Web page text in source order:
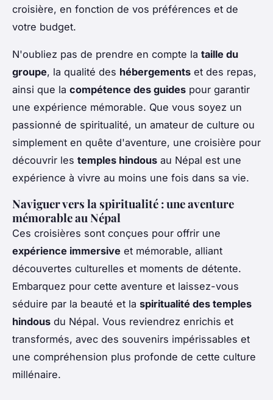
croisière, en fonction de vos préférences et de
votre budget.
N'oubliez pas de prendre en compte la taille du
groupe, la qualité des hébergements et des repas,
ainsi que la compétence des guides pour garantir
une expérience mémorable. Que vous soyez un
passionné de spiritualité, un amateur de culture ou
simplement en quête d'aventure, une croisière pour
découvrir les temples hindous au Népal est une
expérience à vivre au moins une fois dans sa vie.
Naviguer vers la spiritualité : une aventure
mémorable au Népal
Ces croisières sont conçues pour offrir une
expérience immersive et mémorable, alliant
découvertes culturelles et moments de détente.
Embarquez pour cette aventure et laissez-vous
séduire par la beauté et la spiritualité des temples
hindous du Népal. Vous reviendrez enrichis et
transformés, avec des souvenirs impérissables et
une compréhension plus profonde de cette culture
millénaire.